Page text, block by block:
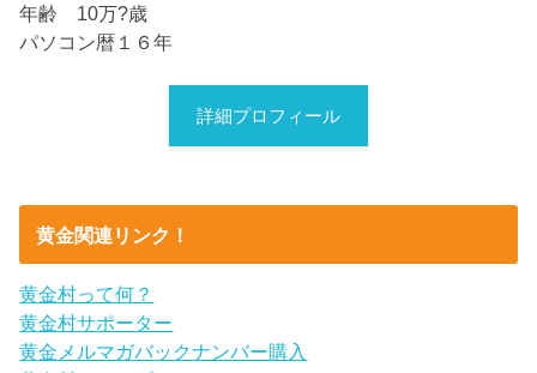
年齢 10万?歳
パソコン暦１６年
詳細プロフィール
黄金関連リンク！
黄金村って何？
黄金村サポーター
黄金メルマガバックナンバー購入